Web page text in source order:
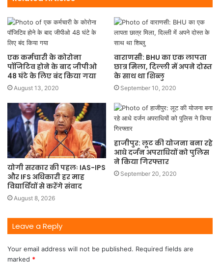
एक कर्मचारी के कोरोना
पॉजिटिव होने के बाद जीपीओ
48 घंटे के लिए बंद किया गया
August 13, 2020
वाराणसी: BHU का एक लापता
छात्र मिला, दिल्ली में अपने दोस्त
के साथ था शिब्लु
September 10, 2020
योगी सरकार की पहलः IAS-IPS
और IFS अधिकारी हर माह
विद्यार्थियों से करेंगे संवाद
August 8, 2026
हाजीपुर: लूट की योजना बना रहे
आधे दर्जन अपराधियों को पुलिस
ने किया गिरफ्तार
September 20, 2020
Leave a Reply
Your email address will not be published. Required fields are
marked *